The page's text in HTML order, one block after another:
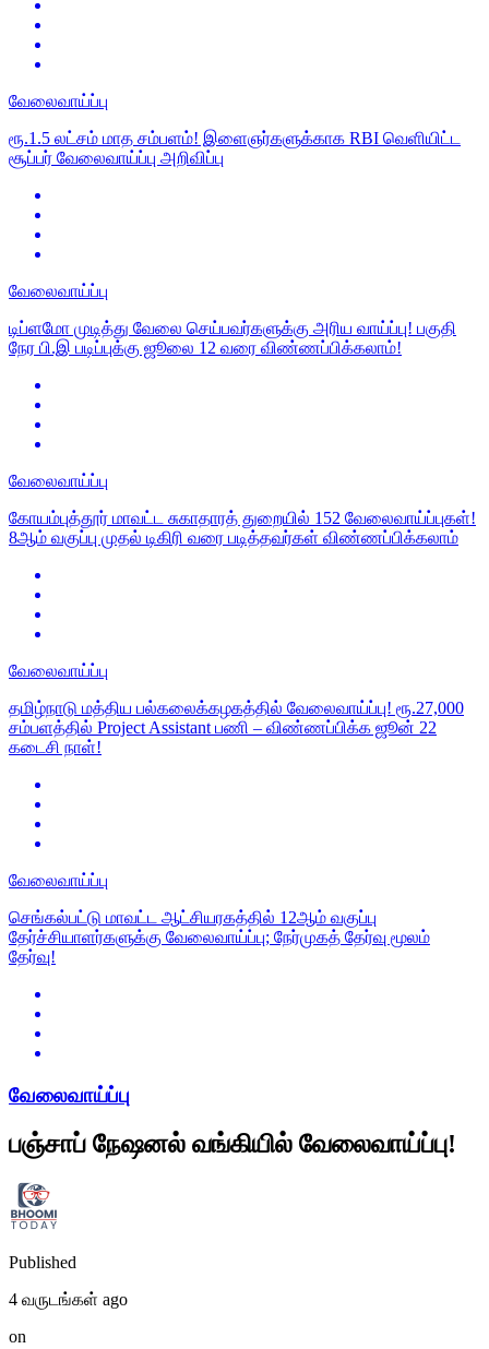
வேலைவாய்ப்பு
ரூ.1.5 லட்சம் மாத சம்பளம்! இளைஞர்களுக்காக RBI வெளியிட்ட
சூப்பர் வேலைவாய்ப்பு அறிவிப்பு
வேலைவாய்ப்பு
டிப்ளமோ முடித்து வேலை செய்பவர்களுக்கு அரிய வாய்ப்பு! பகுதி
நேர பி.இ படிப்புக்கு ஜூலை 12 வரை விண்ணப்பிக்கலாம்!
வேலைவாய்ப்பு
கோயம்புத்தூர் மாவட்ட சுகாதாரத் துறையில் 152 வேலைவாய்ப்புகள்!
8ஆம் வகுப்பு முதல் டிகிரி வரை படித்தவர்கள் விண்ணப்பிக்கலாம்
வேலைவாய்ப்பு
தமிழ்நாடு மத்திய பல்கலைக்கழகத்தில் வேலைவாய்ப்பு! ரூ.27,000
சம்பளத்தில் Project Assistant பணி – விண்ணப்பிக்க ஜூன் 22
கடைசி நாள்!
வேலைவாய்ப்பு
செங்கல்பட்டு மாவட்ட ஆட்சியரகத்தில் 12ஆம் வகுப்பு
தேர்ச்சியாளர்களுக்கு வேலைவாய்ப்பு; நேர்முகத் தேர்வு மூலம்
தேர்வு!
வேலைவாய்ப்பு
பஞ்சாப் நேஷனல் வங்கியில் வேலைவாய்ப்பு!
Published
4 வருடங்கள் ago
on